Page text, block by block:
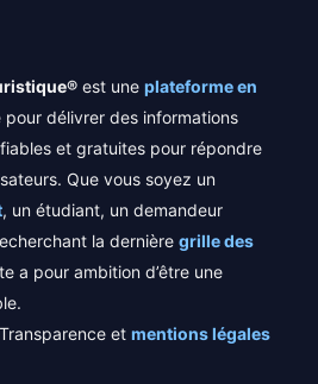
est une plateforme en
pour délivrer des informations
et gratuites pour répondre
Que vous soyez un
, un étudiant, un demandeur
la dernière grille des
a pour ambition d’être une
et mentions légales